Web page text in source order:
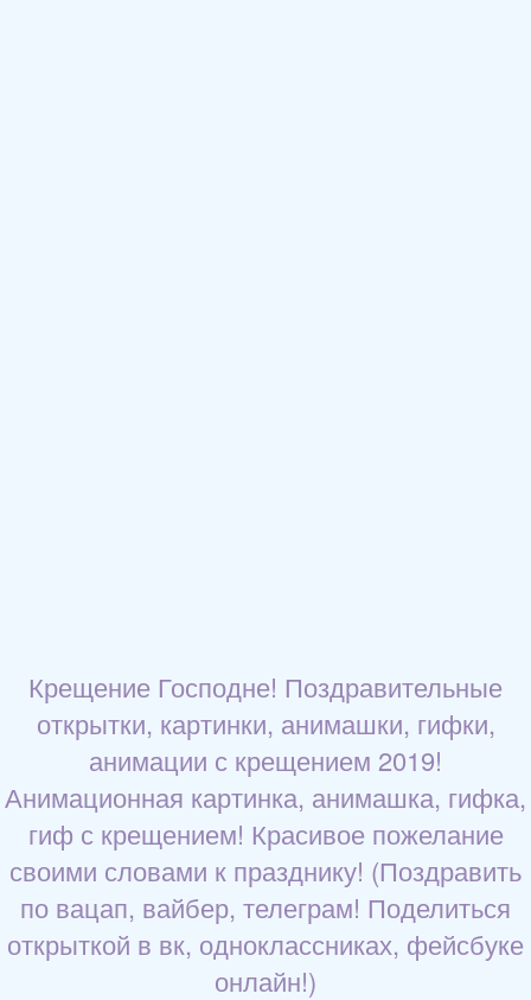
Крещение Господне! Поздравительные
открытки, картинки, анимашки, гифки,
анимации с крещением 2019!
Анимационная картинка, анимашка, гифка,
гиф с крещением! Красивое пожелание
своими словами к празднику! (Поздравить
по вацап, вайбер, телеграм! Поделиться
открыткой в вк, одноклассниках, фейсбуке
онлайн!)